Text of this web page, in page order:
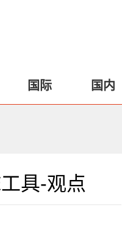
国际 国内
具-观点